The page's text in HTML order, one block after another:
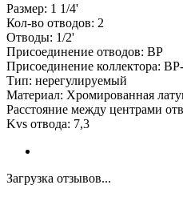
Размер: 1 1/4'
Кол-во отводов: 2
Отводы: 1/2'
Присоединение отводов: ВР
Присоединение коллектора:
Тип: нерегулируемый
Материал: Хромированная
Расстояние между центрами
Kvs отвода: 7,3
Загрузка отзывов...